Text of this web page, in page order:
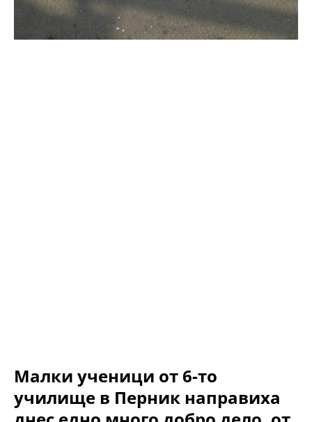
Малки ученици от 6-то
училище в Перник направиха